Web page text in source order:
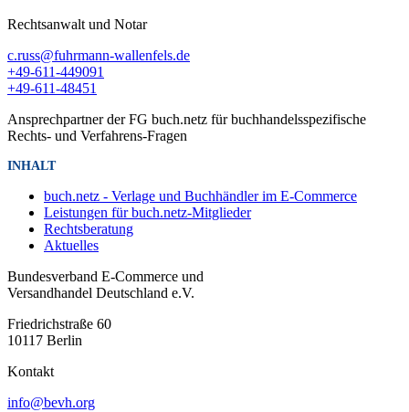
Rechtsanwalt und Notar
c.russ@fuhrmann-wallenfels.de
+49-611-449091
+49-611-48451
Ansprechpartner der FG buch.netz für buchhandelsspezifische
Rechts- und Verfahrens-Fragen
INHALT
buch.netz - Verlage und Buchhändler im E-Commerce
Leistungen für buch.netz-Mitglieder
Rechtsberatung
Aktuelles
Bundesverband E-Commerce und
Versandhandel Deutschland e.V.
Friedrichstraße 60
10117 Berlin
Kontakt
info@bevh.org